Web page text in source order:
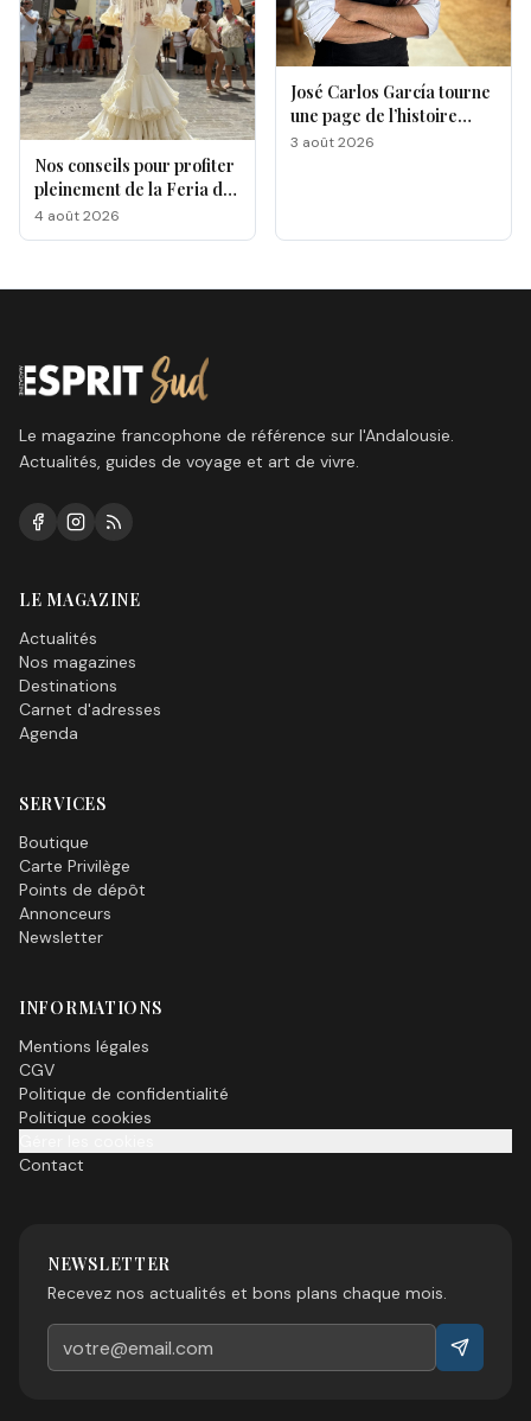
Nos conseils pour profiter
pleinement de la Feria de
Málaga 2026
4 août 2026
José Carlos García tourne
une page de l’histoire
gastronomique de Malaga
3 août 2026
Le magazine francophone de référence sur l'Andalousie.
Actualités, guides de voyage et art de vivre.
LE MAGAZINE
Actualités
Nos magazines
Destinations
Carnet d'adresses
Agenda
SERVICES
Boutique
Carte Privilège
Points de dépôt
Annonceurs
Newsletter
INFORMATIONS
Mentions légales
CGV
Politique de confidentialité
Politique cookies
Contact
NEWSLETTER
Recevez nos actualités et bons plans chaque mois.